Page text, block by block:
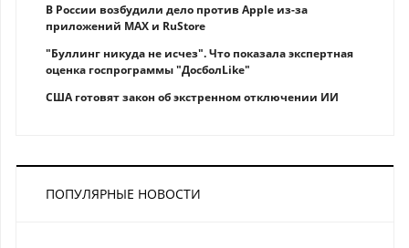
В России возбудили дело против Apple из-за
приложений MAX и RuStore
"Буллинг никуда не исчез". Что показала экспертная
оценка госпрограммы "ДосболLike"
США готовят закон об экстренном отключении ИИ
ПОПУЛЯРНЫЕ НОВОСТИ